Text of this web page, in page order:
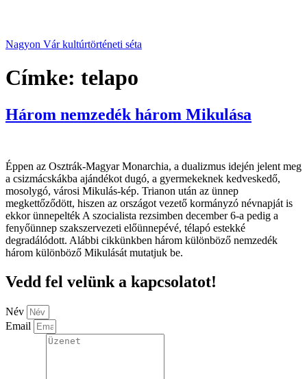
Nagyon Vár kultúrtörténeti séta
Címke: telapo
Három nemzedék három Mikulása
Éppen az Osztrák-Magyar Monarchia, a dualizmus idején jelent meg
a csizmácskákba ajándékot dugó, a gyermekeknek kedveskedő,
mosolygó, városi Mikulás-kép. Trianon után az ünnep
megkettőződött, hiszen az országot vezető kormányzó névnapját is
ekkor ünnepelték A szocialista rezsimben december 6-a pedig a
fenyőünnep szakszervezeti előünnepévé, télapó estekké
degradálódott. Alábbi cikkünkben három különböző nemzedék
három különböző Mikulását mutatjuk be.
Vedd fel velünk a kapcsolatot!
Név
Email